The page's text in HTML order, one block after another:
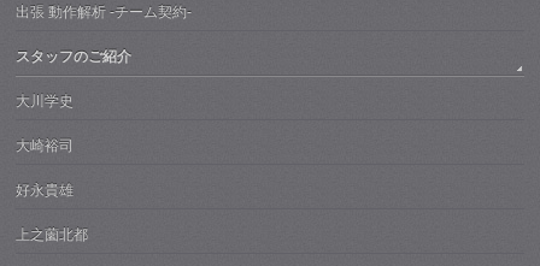
出張 動作解析 -チーム契約-
スタッフのご紹介
大川学史
大崎裕司
好永貴雄
上之薗北都